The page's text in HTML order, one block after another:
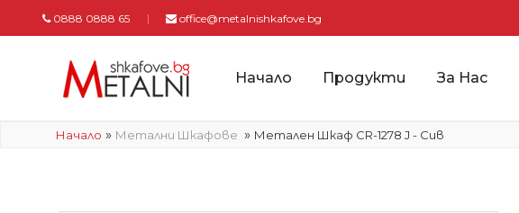
0888 0888 65 office@metalnishkafove.bg
Начало Продукти За Нас
Начало » Метални Шкафове » Метален Шкаф CR-1278 J - Сив